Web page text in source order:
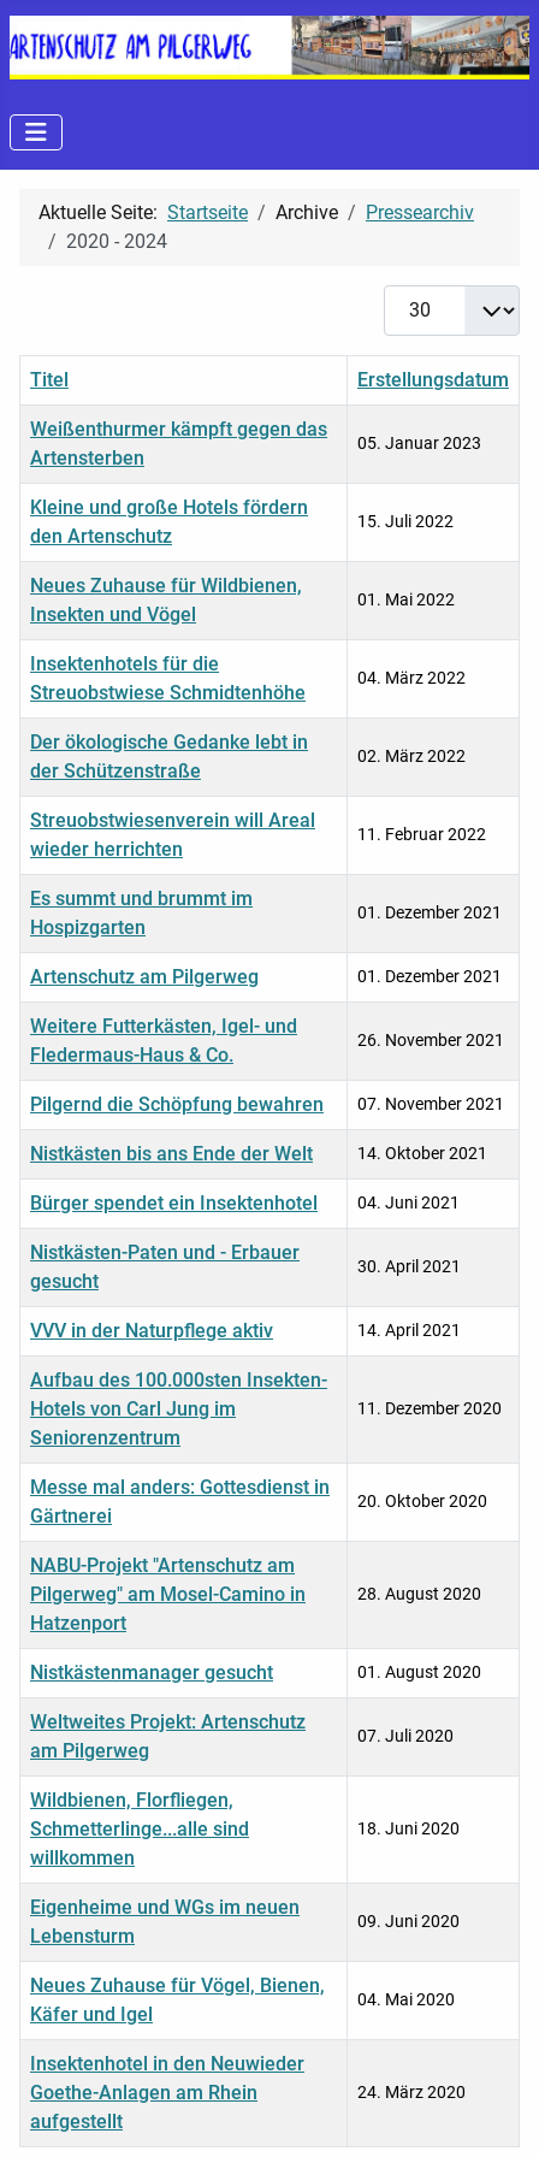
Aktuelle Seite: Startseite Archive
Pressearchiv
2020 - 2024
Anzeige #
Titel Erstellungsdatum
Weißenthurmer kämpft gegen das
Artensterben
05. Januar 2023
Kleine und große Hotels fördern
den Artenschutz
15. Juli 2022
Neues Zuhause für Wildbienen,
Insekten und Vögel
01. Mai 2022
Insektenhotels für die
Streuobstwiese Schmidtenhöhe
04. März 2022
Der ökologische Gedanke lebt in
der Schützenstraße
02. März 2022
Streuobstwiesenverein will Areal
wieder herrichten
11. Februar 2022
Es summt und brummt im
Hospizgarten
01. Dezember 2021
Artenschutz am Pilgerweg 01. Dezember 2021
Weitere Futterkästen, Igel- und
Fledermaus-Haus & Co.
26. November 2021
Pilgernd die Schöpfung bewahren 07. November 2021
Nistkästen bis ans Ende der Welt 14. Oktober 2021
Bürger spendet ein Insektenhotel 04. Juni 2021
Nistkästen-Paten und - Erbauer
gesucht
30. April 2021
VVV in der Naturpflege aktiv 14. April 2021
Aufbau des 100.000sten Insekten-
Hotels von Carl Jung im
Seniorenzentrum
11. Dezember 2020
Messe mal anders: Gottesdienst in
Gärtnerei
20. Oktober 2020
NABU-Projekt "Artenschutz am
Pilgerweg" am Mosel-Camino in
Hatzenport
28. August 2020
Nistkästenmanager gesucht 01. August 2020
Weltweites Projekt: Artenschutz
am Pilgerweg
07. Juli 2020
Wildbienen, Florfliegen,
Schmetterlinge...alle sind
willkommen
18. Juni 2020
Eigenheime und WGs im neuen
Lebensturm
09. Juni 2020
Neues Zuhause für Vögel, Bienen,
Käfer und Igel
04. Mai 2020
Insektenhotel in den Neuwieder
Goethe-Anlagen am Rhein
aufgestellt
24. März 2020